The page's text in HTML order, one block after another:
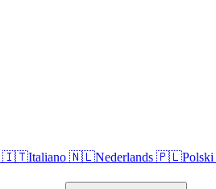
🇮🇹Italiano 🇳🇱Nederlands 🇵🇱Polski